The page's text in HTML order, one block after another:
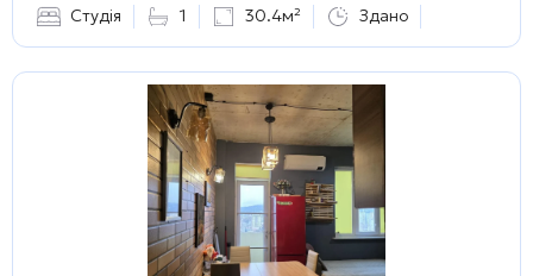
Студія 1 30.4м² Здано